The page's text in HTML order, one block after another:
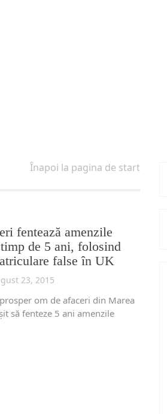
Înapoi la pagina de start
fentează amenzile
de 5 ani, folosind
false în UK
23, 2015
om de afaceri din Marea
să fenteze 5 ani amenzile